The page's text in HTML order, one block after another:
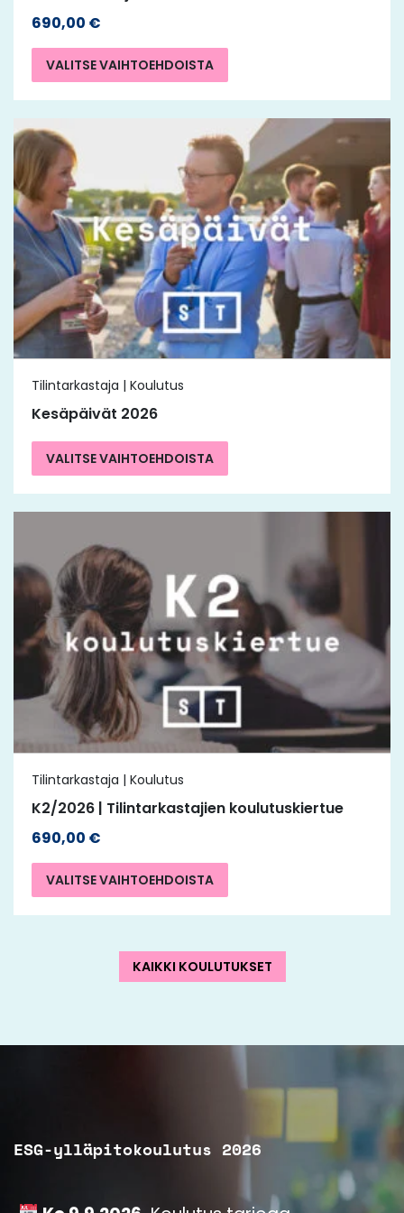
690,00 €
VALITSE VAIHTOEHDOISTA
Tilintarkastaja | Koulutus
Kesäpäivät 2026
VALITSE VAIHTOEHDOISTA
Tilintarkastaja | Koulutus
K2/2026 | Tilintarkastajien koulutuskiertue
690,00 €
VALITSE VAIHTOEHDOISTA
KAIKKI KOULUTUKSET
ESG-ylläpitokoulutus 2026